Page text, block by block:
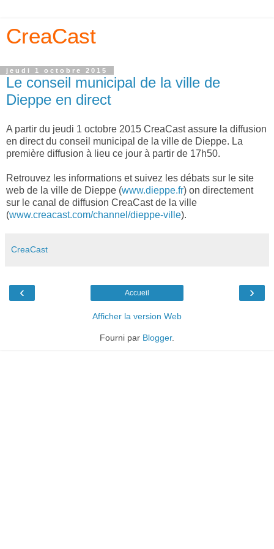
CreaCast
jeudi 1 octobre 2015
Le conseil municipal de la ville de
Dieppe en direct
A partir du jeudi 1 octobre 2015 CreaCast assure la diffusion
en direct du conseil municipal de la ville de Dieppe. La
première diffusion à lieu ce jour à partir de 17h50.
Retrouvez les informations et suivez les débats sur le site
web de la ville de Dieppe (www.dieppe.fr) on directement
sur le canal de diffusion CreaCast de la ville
(www.creacast.com/channel/dieppe-ville).
CreaCast
‹ ›
Accueil
Afficher la version Web
Fourni par Blogger.